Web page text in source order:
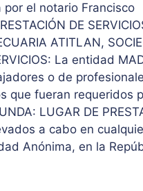
el notario Francisco
DE
ATITLAN,
La entidad
o de
que fueran requeridos
LUGAR DE
a cabo en
Anónima, en la